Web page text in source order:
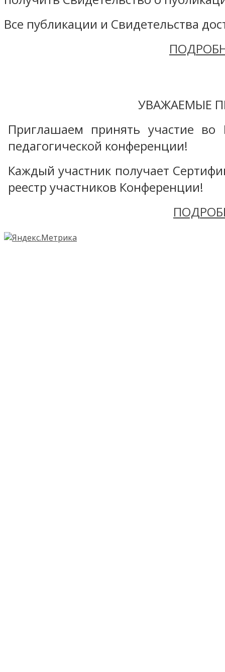
Все публикации и Свидетельства
УВАЖАЕМЫЕ
Приглашаем принять участие во
педагогической конференции!
Каждый участник получает
реестр участников Конференции!